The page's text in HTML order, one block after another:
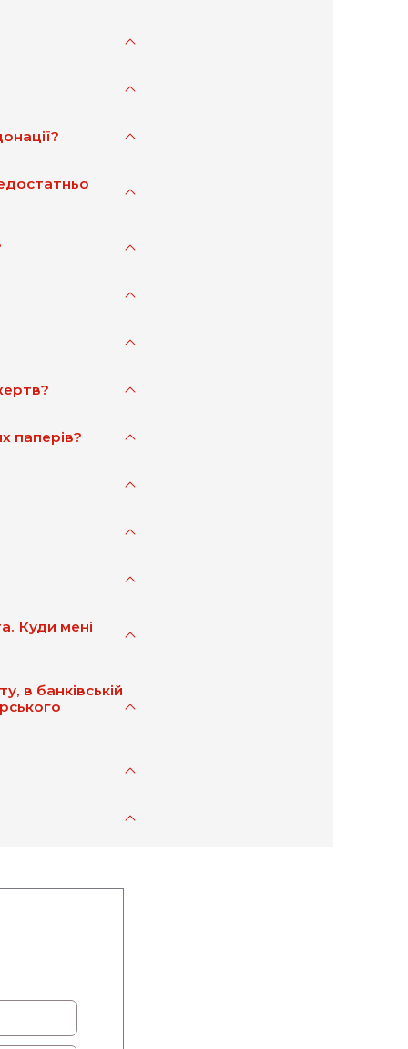
паперів?
Куди мені
в банківській